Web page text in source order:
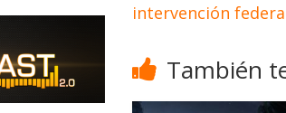
intervención
También